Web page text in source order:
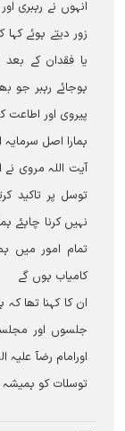
انہوں نے رہبری
زور دیتے ہوئے
یا فقدان کے
ہوجائے رہبر
پیروی اور اطاعت
ہمارا اصل
آیت اللہ مروی نے
توسل پر تاکید
نہيں کرنا چاہئے
تمام امور میں
کامیاب ہوں گے
ان کا کہنا تھا کہ
جلسوں اور
اورامام رضآ
توسلات کو ہمیشہ